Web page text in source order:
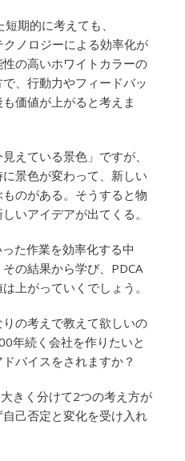
期的に考えても、
ノロジーによる効率化が
の高いホワイトカラーの
、行動力やフィードバッ
価値が上がると考えま
えている景色」ですが、
景色が変わって、新しい
のがある。そうすると物
いアイデアが出てくる。
た作業を効率化する中
の結果から学び、PDCA
上がっていくでしょう。
の考えで教えて欲しいの
年続く会社を作りたいと
バイスをされますか？
きく分けて2つの考え方が
己否定と変化を受け入れ